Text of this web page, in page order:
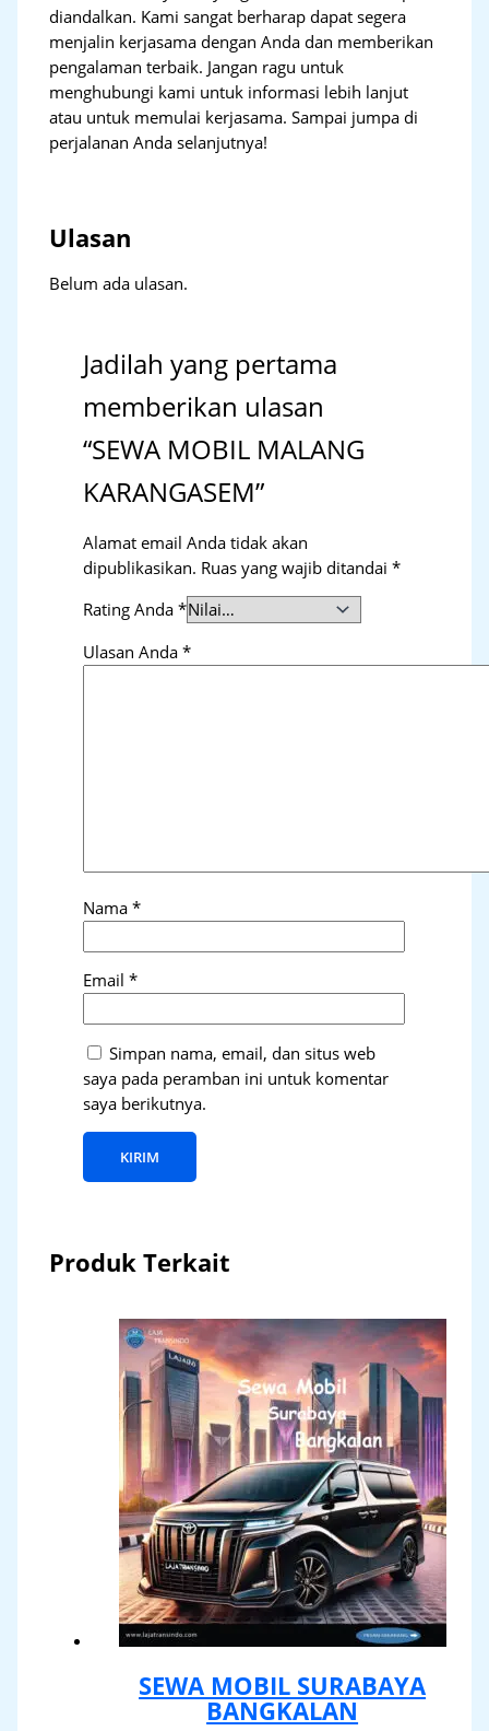
diandalkan. Kami sangat berharap dapat segera
menjalin kerjasama dengan Anda dan memberikan
pengalaman terbaik. Jangan ragu untuk
menghubungi kami untuk informasi lebih lanjut
atau untuk memulai kerjasama. Sampai jumpa di
perjalanan Anda selanjutnya!
Ulasan
Belum ada ulasan.
Jadilah yang pertama
memberikan ulasan
“SEWA MOBIL MALANG
KARANGASEM”
Alamat email Anda tidak akan
dipublikasikan. Ruas yang wajib ditandai*
Rating Anda*
Ulasan Anda*
Nama*
Email*
Simpan nama, email, dan situs web
saya pada peramban ini untuk komentar
saya berikutnya.
Produk Terkait
SEWA MOBIL SURABAYA
BANGKALAN